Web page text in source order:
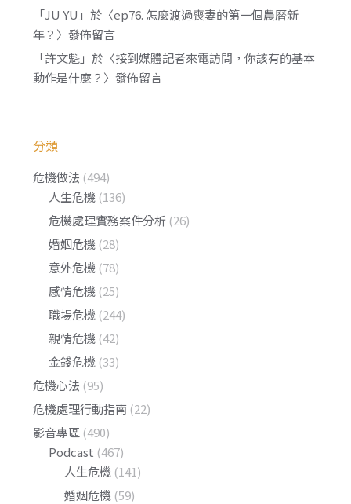
「JU YU 」於〈ep76. 怎麼渡過喪妻的第一個農曆新
年？ 〉發佈留言
「許文魁」於〈接到媒體記者來電訪問，你該有的基本
動作是什麼？ 〉發佈留言
分類
危機做法 (494)
人生危機 (136)
危機處理實務案件分析 (26)
婚姻危機 (28)
意外危機 (78)
感情危機 (25)
職場危機 (244)
親情危機 (42)
金錢危機 (33)
危機心法 (95)
危機處理行動指南 (22)
影音專區 (490)
Podcast (467)
人生危機 (141)
婚姻危機 (59)